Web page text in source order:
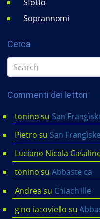
Sfottò
Soprannomi
Cerca
Commenti dei lettori
tonino su San
Pietro su San
Luciano Nicola
tonino su Abbaste ca
Andrea su Chiachjille
gino iacoviello su